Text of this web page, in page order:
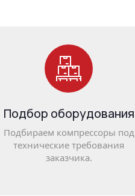
Подбор оборудования
Подбираем компрессоры под
технические требования
заказчика.